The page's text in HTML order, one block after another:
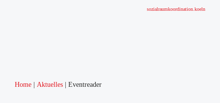
sozialraumkoordination.koeln
Home Aktuelles Eventreader